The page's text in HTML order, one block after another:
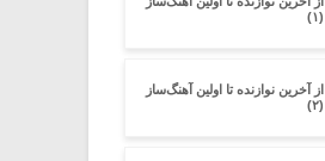
(۱)
از آخرین نوازنده تا اولین آهنگ‌ساز
(۲)